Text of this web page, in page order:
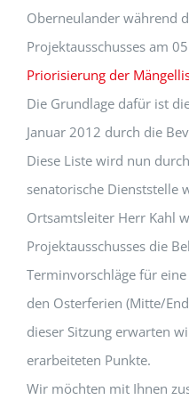
Oberneulander während
Projektausschusses am
Priorisierung der
Die Grundlage dafür ist
Januar 2012 durch die
Diese Liste wird nun
senatorische Dienststelle
Ortsamtsleiter Herr Kahl
Projektausschusses die
Terminvorschläge für
den Osterferien (Mitte/
dieser Sitzung erwarten
erarbeiteten Punkte.
Wir möchten mit Ihnen